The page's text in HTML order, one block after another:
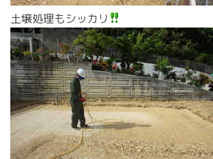
土壌処理もシッカリ